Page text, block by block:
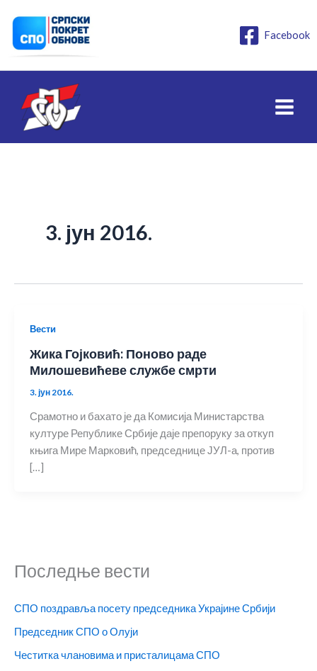
садржај
Facebook
3. јун 2016.
Вести
Жика Гојковић: Поново раде
Милошевићеве службе смрти
3. јун 2016.
Срамотно и бахато је да Комисија Министарства
културе Републике Србије даје препоруку за откуп
књига Мире Марковић, председнице ЈУЛ-а, против
[…]
Последње вести
СПО поздравља посету председника Украјине Србији
Председник СПО о Олуји
Честитка члановима и присталицама СПО